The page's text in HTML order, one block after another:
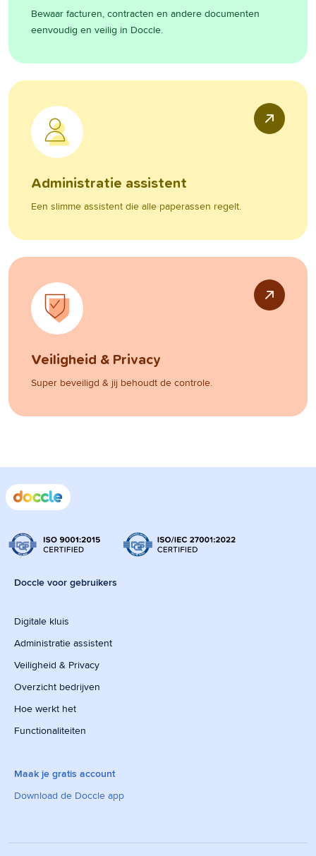
Bewaar facturen, contracten en andere documenten
eenvoudig en veilig in Doccle.
Administratie assistent
Een slimme assistent die alle paperassen regelt.
Veiligheid & Privacy
Super beveiligd & jij behoudt de controle.
Doccle voor gebruikers
Digitale kluis
Administratie assistent
Veiligheid & Privacy
Overzicht bedrijven
Hoe werkt het
Functionaliteiten
Maak je gratis account
Download de Doccle app